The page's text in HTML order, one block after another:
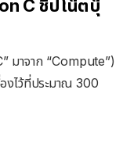
C ชิปโน๊ตบุ๊
มาจาก “Compute”)
องไว้ที่ประมาณ 300